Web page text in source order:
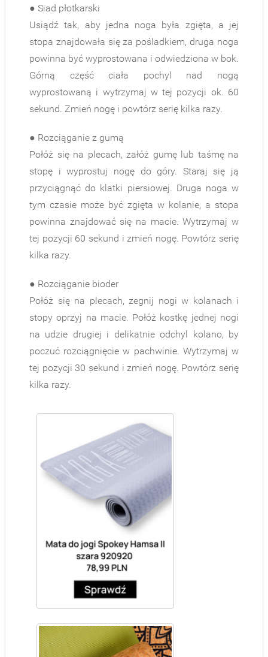
● Siad płotkarski
Usiądź tak, aby jedna noga była zgięta, a jej
stopa znajdowała się za pośladkiem, druga noga
powinna być wyprostowana i odwiedziona w bok.
Górną część ciała pochyl nad nogą
wyprostowaną i wytrzymaj w tej pozycji ok. 60
sekund. Zmień nogę i powtórz serię kilka razy.
● Rozciąganie z gumą
Połóż się na plecach, załóż gumę lub taśmę na
stopę i wyprostuj nogę do góry. Staraj się ją
przyciągnąć do klatki piersiowej. Druga noga w
tym czasie może być zgięta w kolanie, a stopa
powinna znajdować się na macie. Wytrzymaj w
tej pozycji 60 sekund i zmień nogę. Powtórz serię
kilka razy.
● Rozciąganie bioder
Połóż się na plecach, zegnij nogi w kolanach i
stopy oprzyj na macie. Połóż kostkę jednej nogi
na udzie drugiej i delikatnie odchyl kolano, by
poczuć rozciągnięcie w pachwinie. Wytrzymaj w
tej pozycji 30 sekund i zmień nogę. Powtórz serię
kilka razy.